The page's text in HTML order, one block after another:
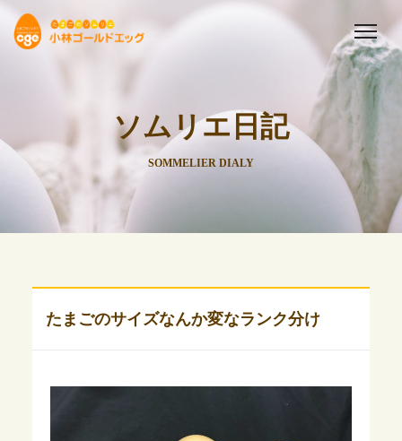
ソムリエ日記
SOMMELIER DIALY
たまごのサイズなんか変なランク分け